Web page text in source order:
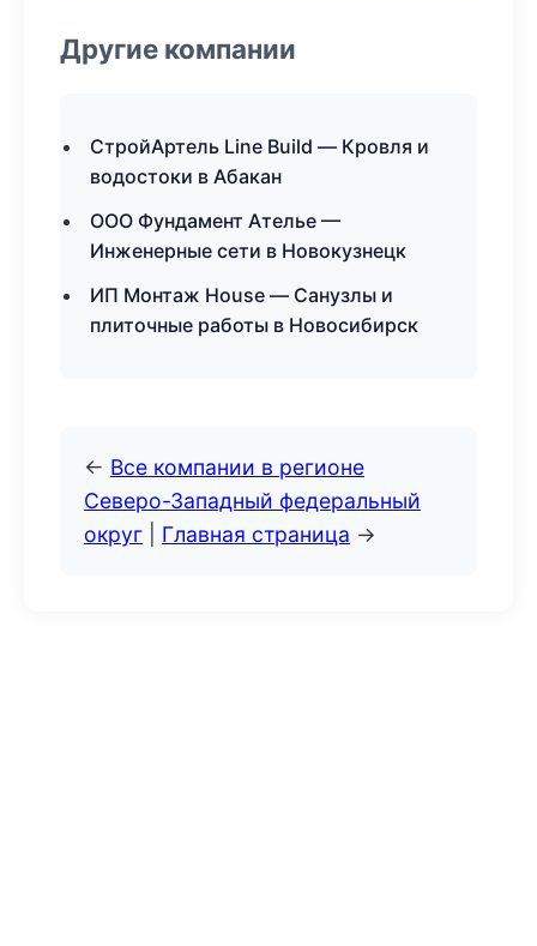
Другие компании
СтройАртель Line Build — Кровля и
водостоки в Абакан
ООО Фундамент Ателье —
Инженерные сети в Новокузнецк
ИП Монтаж House — Санузлы и
плиточные работы в Новосибирск
← Все компании в регионе
Северо-Западный федеральный
округ
Главная страница →